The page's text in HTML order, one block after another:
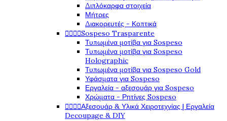
Διπλόκαρφα στοιχεία
Μήτρες
Διακορευτές - Κοπτικά
Sospeso Trasparente
Τυπωμένα μοτίβα για Sospeso
Τυπωμένα μοτίβα για Sospeso
Holographic
Τυπωμένα μοτίβα για Sospeso Gold
Υφάσματα για Sospeso
Εργαλεία - αξεσουάρ για Sospeso
Χρώματα - Ρητίνες Sospeso
Αξεσουάρ & Υλικά Χειροτεχνίας | Εργαλεία
Decoupage & DIY